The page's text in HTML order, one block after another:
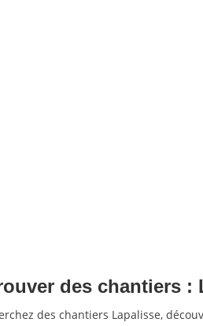
des chantiers :
des chantiers Lapalisse,